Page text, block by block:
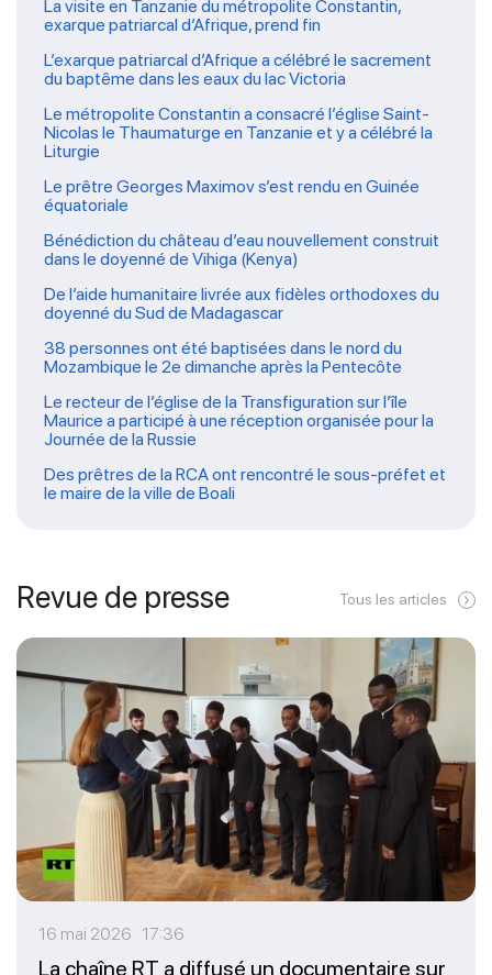
La visite en Tanzanie du métropolite Constantin,
exarque patriarcal d’Afrique, prend fin
L’exarque patriarcal d’Afrique a célébré le sacrement
du baptême dans les eaux du lac Victoria
Le métropolite Constantin a consacré l’église Saint-
Nicolas le Thaumaturge en Tanzanie et y a célébré la
Liturgie
Le prêtre Georges Maximov s’est rendu en Guinée
équatoriale
Bénédiction du château d’eau nouvellement construit
dans le doyenné de Vihiga (Kenya)
De l’aide humanitaire livrée aux fidèles orthodoxes du
doyenné du Sud de Madagascar
38 personnes ont été baptisées dans le nord du
Mozambique le 2e dimanche après la Pentecôte
Le recteur de l’église de la Transfiguration sur l’île
Maurice a participé à une réception organisée pour la
Journée de la Russie
Des prêtres de la RCA ont rencontré le sous-préfet et
le maire de la ville de Boali
Revue de presse Tous les articles
16 mai 2026 17:36
La chaîne RT a diffusé un documentaire sur